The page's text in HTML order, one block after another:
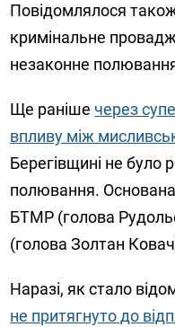
Повідомлялося
кримінальне
незаконне
Ще раніше через
впливу між
Берегівщині не було
полювання.
БТМР (голова
(голова Золтан
Наразі, як стало
не притягнуто до